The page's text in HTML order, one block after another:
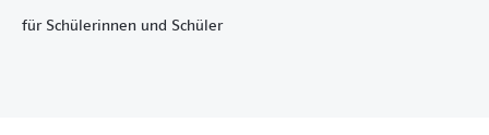
für Schülerinnen und Schüler